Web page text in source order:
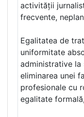
activității
frecvente,
Egalitatea de
uniformitate
administrative la
eliminarea unei
profesionale cu
egalitate